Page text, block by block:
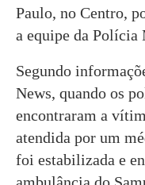
Paulo, no Centro,
a equipe da
Segundo
News, quando os
encontraram a
atendida por um
foi estabilizada e
ambulância do